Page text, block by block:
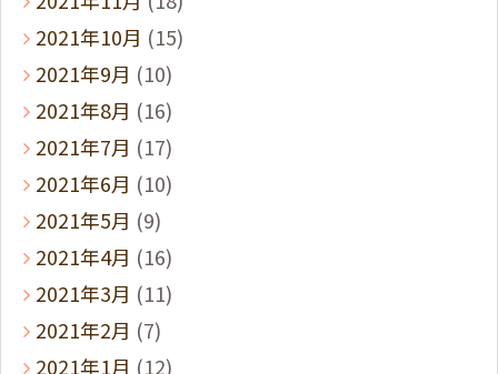
2021年10月 (15)
2021年9月 (10)
2021年8月 (16)
2021年7月 (17)
2021年6月 (10)
2021年5月 (9)
2021年4月 (16)
2021年3月 (11)
2021年2月 (7)
2021年1月 (12)